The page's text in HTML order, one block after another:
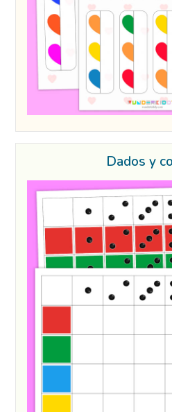
Dados y